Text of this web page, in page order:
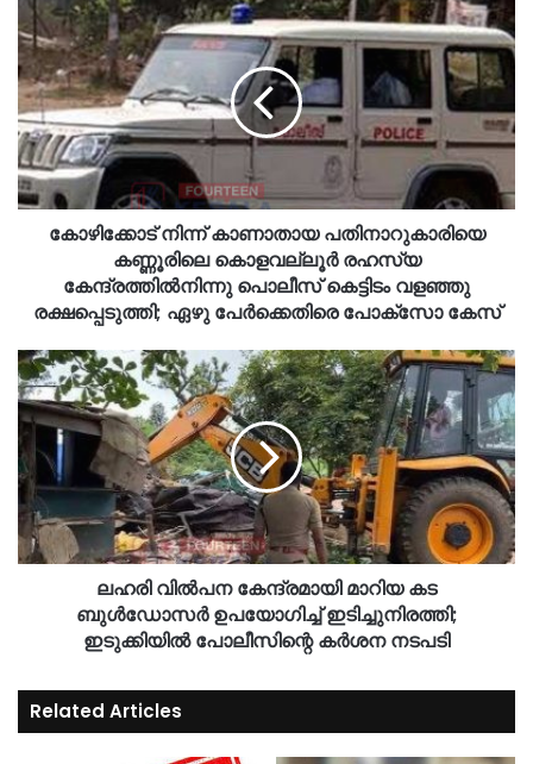
കോഴിക്കോട് നിന്ന് കാണാതായ പതിനാറുകാരിയെ
കണ്ണൂരിലെ കൊളവല്ലൂർ രഹസ്യ
കേന്ദ്രത്തിൽനിന്നു പൊലീസ് കെട്ടിടം വളഞ്ഞു
രക്ഷപ്പെടുത്തി; ഏഴു പേർക്കെതിരെ പോക്സോ കേസ്
ലഹരി വിൽപന കേന്ദ്രമായി മാറിയ കട
ബുൾഡോസർ ഉപയോഗിച്ച് ഇടിച്ചുനിരത്തി;
ഇടുക്കിയിൽ പോലീസിന്റെ കർശന നടപടി
Related Articles